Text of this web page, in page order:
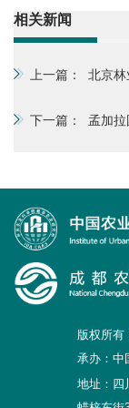
相关新闻
上一篇： 北京
下一篇： 孟加
版权所有
承办：中
地址：四